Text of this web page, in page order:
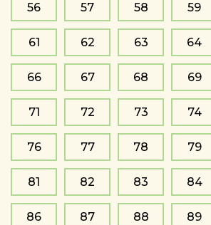
56 57 58 59
61 62 63 64
66 67 68 69
71 72 73 74
76 77 78 79
81 82 83 84
86 87 88 89